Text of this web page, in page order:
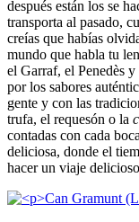
después están los se
transporta al pasado,
creías que habías
mundo que habla tu
el Garraf, el Penedès
por los sabores
gente y con las
trufa, el requesón o la
contadas con cada
deliciosa, donde el
hacer un viaje